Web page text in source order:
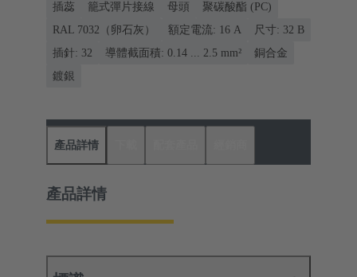
插蕊 籠式彈片接線 母頭
聚碳酸酯 (PC)
RAL 7032（卵石灰）
額定電流: ‌16 A
尺寸: 32 B
插針: 32
導體截面積: 0.14 ... 2.5 mm²
銅合金
鍍銀
產品詳情
產品詳情